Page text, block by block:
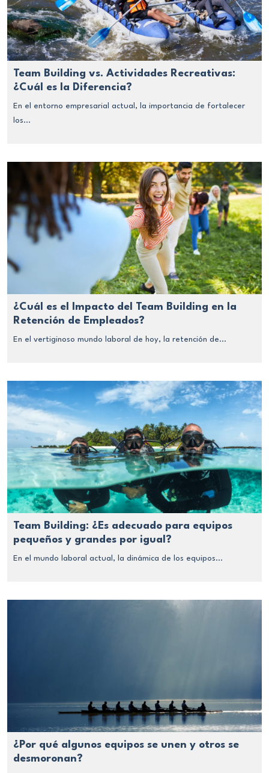
Team Building vs. Actividades Recreativas:
¿Cuál es la Diferencia?
En el entorno empresarial actual, la importancia de fortalecer
los...
¿Cuál es el Impacto del Team Building en la
Retención de Empleados?
En el vertiginoso mundo laboral de hoy, la retención de...
Team Building: ¿Es adecuado para equipos
pequeños y grandes por igual?
En el mundo laboral actual, la dinámica de los equipos...
¿Por qué algunos equipos se unen y otros se
desmoronan?